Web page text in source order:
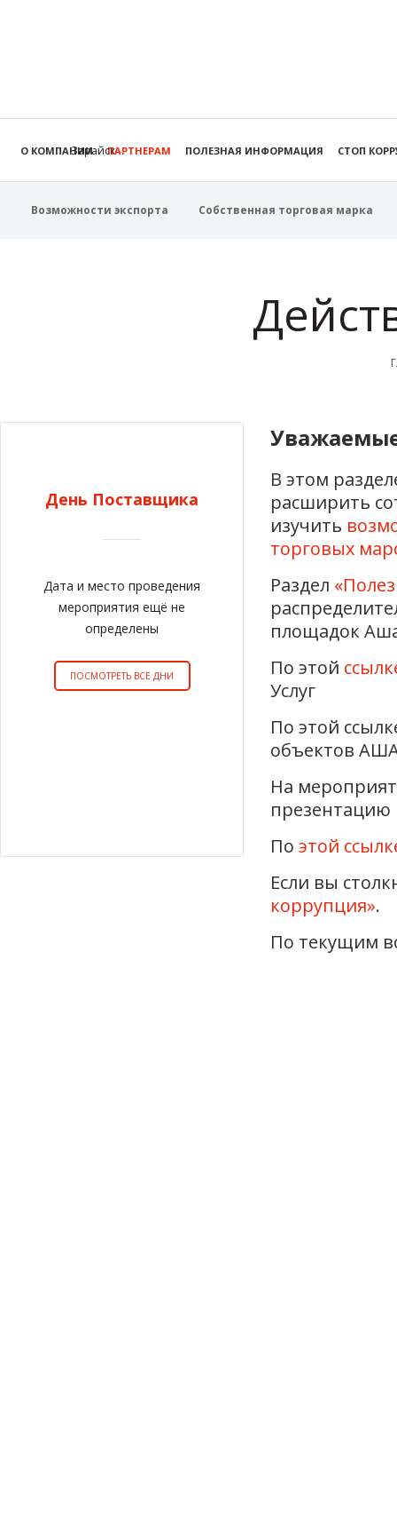
Зарайск
О КОМПАНИИ ПАРТНЕРАМ ПОЛЕЗНАЯ ИНФОРМАЦИЯ СТОП
Возможности экспорта Собственная торговая марка
День Поставщика
Дата и место проведения
мероприятия ещё не
определены
ПОСМОТРЕТЬ ВСЕ ДНИ
В этом
расширить
изучить
торговых
Раздел
площадок
По этой
Услуг
По этой
объектов
На
презентацию
По этой
Если вы
коррупция».
По текущим